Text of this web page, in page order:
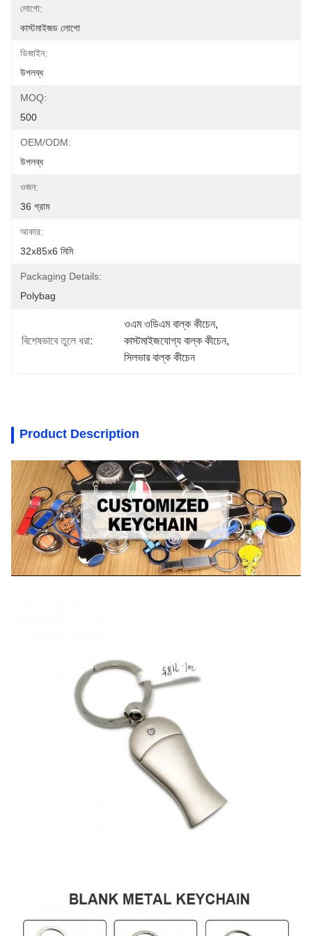
লোগো:
কাস্টমাইজড লোগো
ডিজাইন:
উপলব্ধ
MOQ:
500
OEM/ODM:
উপলব্ধ
ওজন:
36 গ্রাম
আকার:
32x85x6 মিমি
Packaging Details:
Polybag
বিশেষভাবে তুলে ধরা:
ওএম ওডিএম বাল্ক কীচেন,
কাস্টমাইজযোগ্য বাল্ক কীচেন,
সিলভার বাল্ক কীচেন
Product Description